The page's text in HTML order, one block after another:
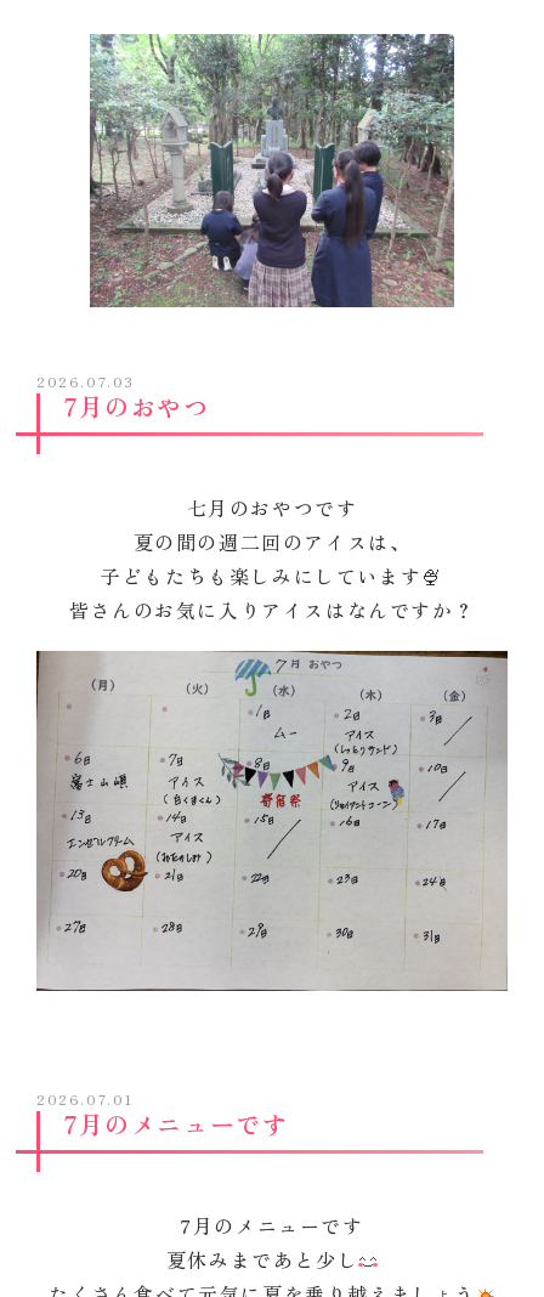
2026.07.03
7月のおやつ
七月のおやつです
夏の間の週二回のアイスは、
子どもたちも楽しみにしています🍨
皆さんのお気に入りアイスはなんですか？
2026.07.01
7月のメニューです
7月のメニューです
夏休みまであと少し